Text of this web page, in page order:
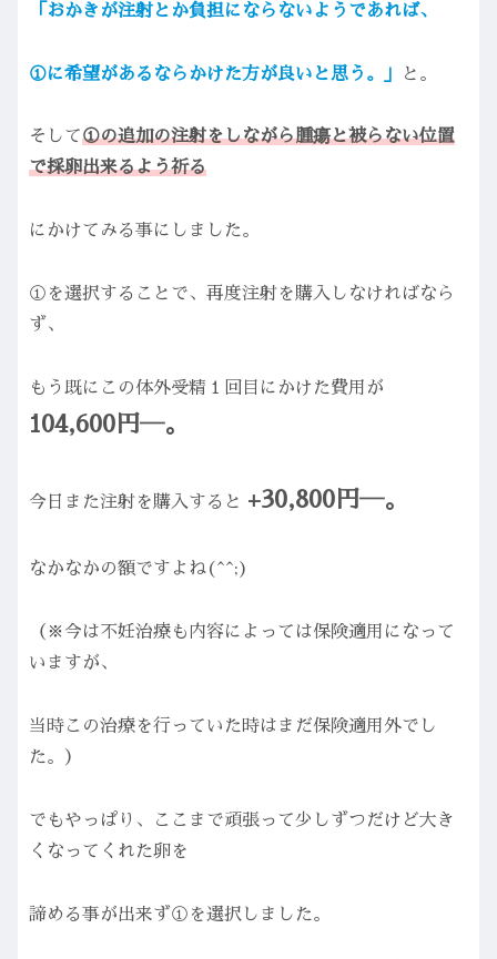
「おかきが注射とか負担にならないようであれば、
①に希望があるならかけた方が良いと思う。」 と。
そして①の追加の注射をしながら腫瘍と被らない位置
で採卵出来るよう祈る
にかけてみる事にしました。
①を選択することで、再度注射を購入しなければなら
ず、
もう既にこの体外受精１回目にかけた費用が
104,600円―。
今日また注射を購入すると +30,800円―。
なかなかの額ですよね(^^;)
（※今は不妊治療も内容によっては保険適用になって
いますが、
当時この治療を行っていた時はまだ保険適用外でし
た。）
でもやっぱり、ここまで頑張って少しずつだけど大き
くなってくれた卵を
諦める事が出来ず①を選択しました。